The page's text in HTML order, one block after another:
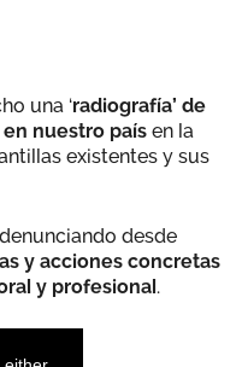
una ‘radiografía’ de
nuestro país en la
existentes y sus
desde
y acciones concretas
y profesional.